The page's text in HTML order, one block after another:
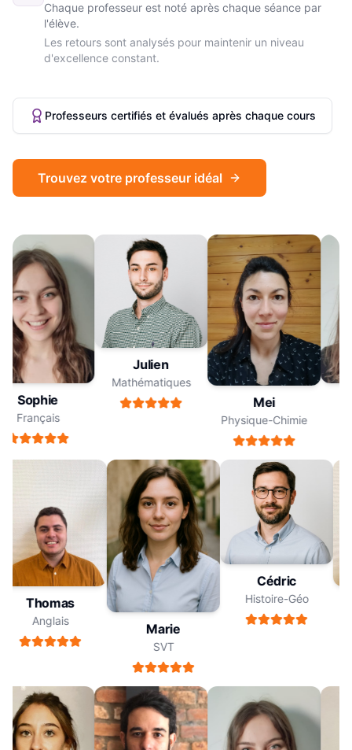
Sophie
Français
Julien
Mathématiques
Mei
Physique-Chimie
Thomas
Anglais
Marie
SVT
Cédric
Histoire-Géo
Chaque professeur est noté après chaque séance par
l'élève.
Les retours sont analysés pour maintenir un niveau
d'excellence constant.
Professeurs certifiés et évalués après chaque cours
Trouvez votre professeur idéal